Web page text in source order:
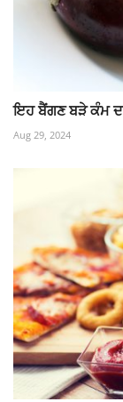
ਇਹ ਬੈਂਗਣ ਬੜੇ ਕੰਮ
Aug 29, 2024